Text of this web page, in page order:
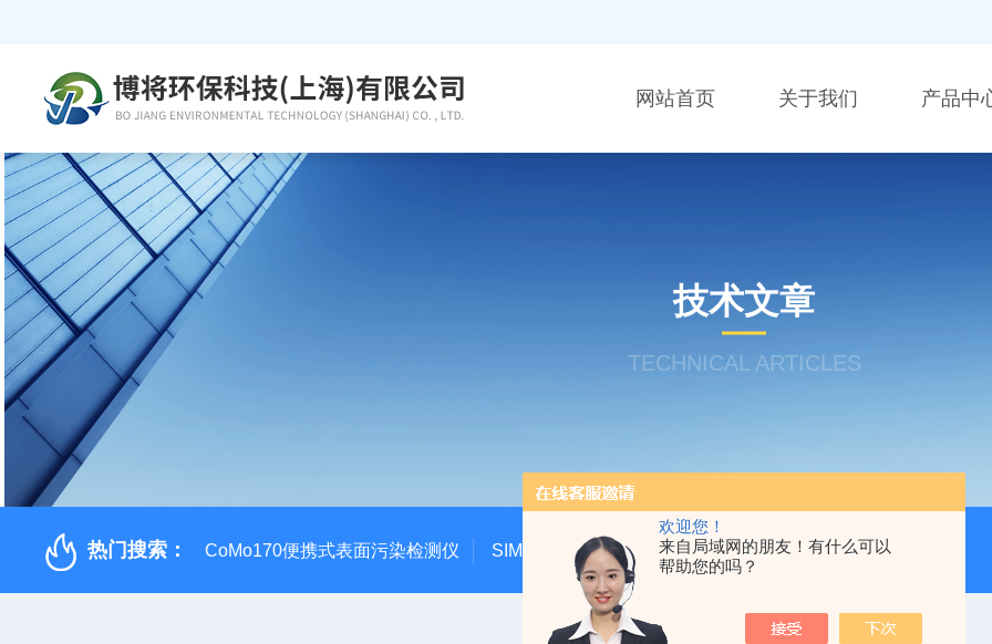
欢迎您！
来自局域网的朋友！有什么可以
帮助您的吗？
网站首页 关于我们 产品中
技术文章
TECHNICAL ARTICLES
热门搜索： CoMo170便携式表面污染检测仪 SIM-MAX LSA3000超低本底液体闪烁谱仪 LSC-8000液闪